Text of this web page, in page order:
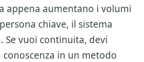
appena aumentano i volumi
chiave, il sistema
Se vuoi continuita, devi
in un metodo